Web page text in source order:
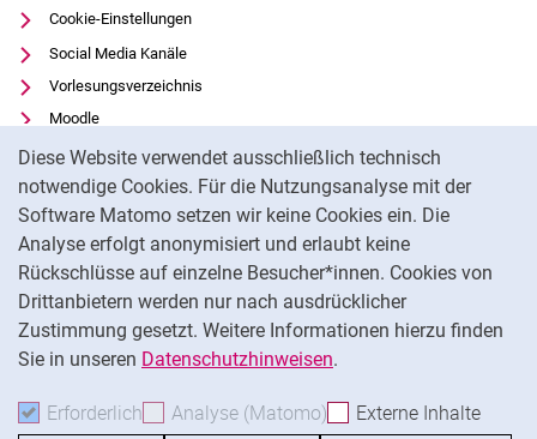
Diese Website verwendet ausschließlich technisch
notwendige Cookies. Für die Nutzungsanalyse mit der
Software Matomo setzen wir keine Cookies ein. Die
Analyse erfolgt anonymisiert und erlaubt keine
Rückschlüsse auf einzelne Besucher*innen. Cookies von
Drittanbietern werden nur nach ausdrücklicher
Zustimmung gesetzt. Weitere Informationen hierzu finden
Sie in unseren Datenschutzhinweisen.
Erforderlich Erforderliche Cookies akzeptieren
Analyse (Matomo) Analyse-Cookies
Externe Inhalte
Cookie-Einstellungen
Social Media Kanäle
Vorlesungsverzeichnis
Moodle
Panopto
Universitätsbibliothek
Datenschutz
Barrierefreiheit
Transparenter KI-Einsatz